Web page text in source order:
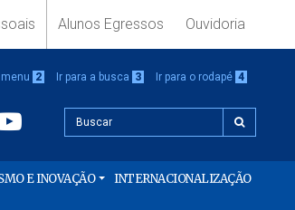
Alunos Egressos Ouvidoria
menu 2 Ir para a busca 3 Ir para o rodapé 4
E INOVAÇÃO INTERNACIONALIZAÇÃO